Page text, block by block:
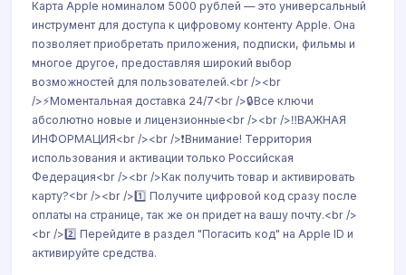
Карта Apple номиналом 5000 рублей — это универсальный
инструмент для доступа к цифровому контенту Apple. Она
позволяет приобретать приложения, подписки, фильмы и
многое другое, предоставляя широкий выбор
возможностей для пользователей.<br /><br
/>⚡️Моментальная доставка 24/7<br />🔒Все ключи
абсолютно новые и лицензионные<br /><br />‼️ВАЖНАЯ
ИНФОРМАЦИЯ<br /><br />❗️Внимание! Территория
использования и активации только Российская
Федерация<br /><br />Как получить товар и активировать
карту?<br /><br />1️⃣ Получите цифровой код сразу после
оплаты на странице, так же он придет на вашу почту.<br />
<br />2️⃣ Перейдите в раздел "Погасить код" на Apple ID и
активируйте средства.